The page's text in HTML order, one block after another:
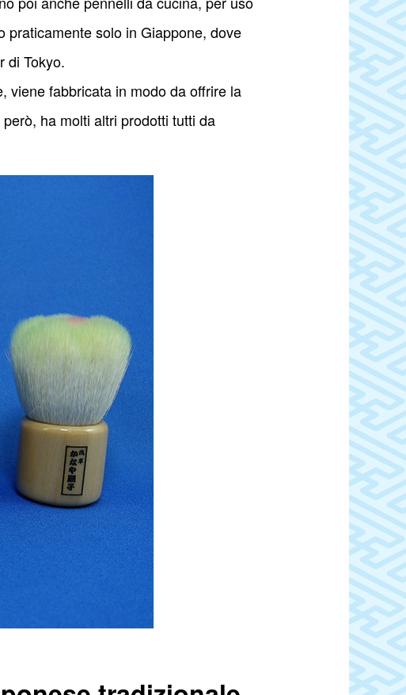
praticamente solo in Giappone, dove
di Tokyo.
viene fabbricata in modo da offrire la
ha molti altri prodotti tutti da